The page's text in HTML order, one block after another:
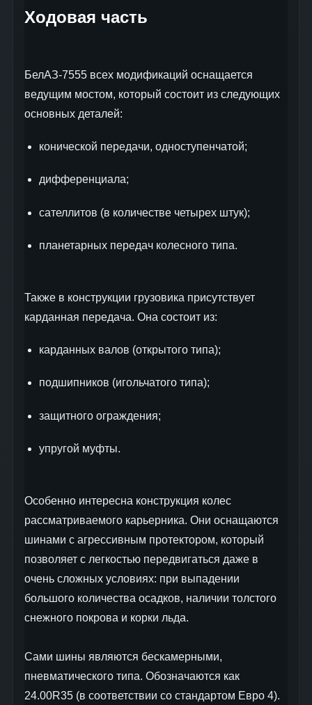
Ходовая часть
БелАЗ-7555 всех модификаций оснащается
ведущим мостом, который состоит из следующих
основных деталей:
конической передачи, одноступенчатой;
дифференциала;
сателлитов (в количестве четырех штук);
планетарных передач колесного типа.
Также в конструкции грузовика присутствует
карданная передача. Она состоит из:
карданных валов (открытого типа);
подшипников (игольчатого типа);
защитного ограждения;
упругой муфты.
Особенно интересна конструкция колес
рассматриваемого карьерника. Они оснащаются
шинами с агрессивным протектором, который
позволяет с легкостью передвигаться даже в
очень сложных условиях: при выпадении
большого количества осадков, наличии толстого
снежного покрова и корки льда.
Сами шины являются бескамерными,
пневматического типа. Обозначаются как
24.00R35 (в соответствии со стандартом Евро 4).